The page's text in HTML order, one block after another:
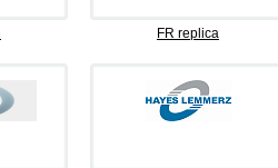
FR replica